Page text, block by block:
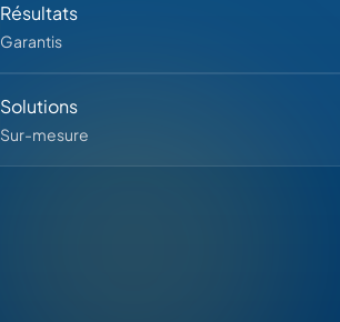
Résultats
Garantis
Solutions
Sur-mesure